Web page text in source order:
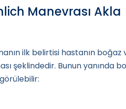
Manevrası Akla
ilk belirtisi hastanın boğaz
şeklindedir. Bunun yanında